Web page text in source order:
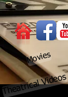
Movies
Theatrical Videos